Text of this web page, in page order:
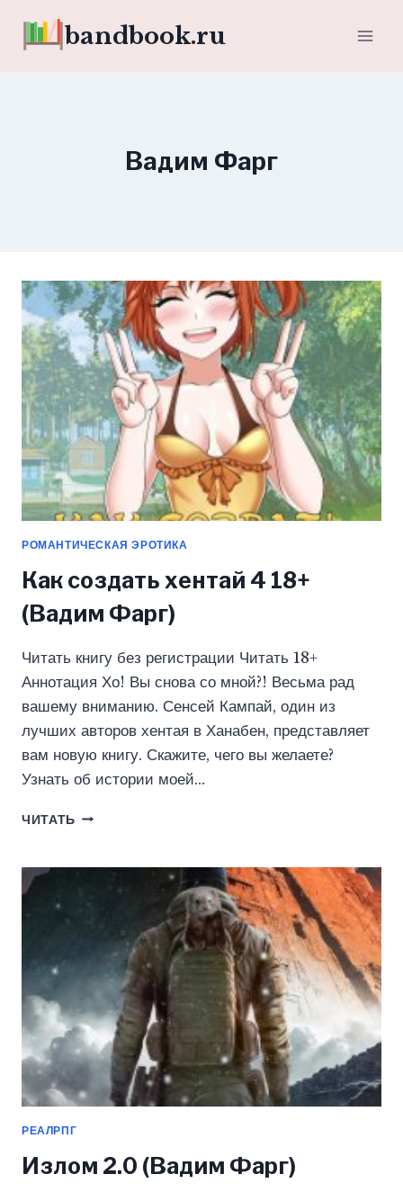
bandbook.ru
Вадим Фарг
РОМАНТИЧЕСКАЯ ЭРОТИКА
Как создать хентай 4 18+
(Вадим Фарг)
Читать книгу без регистрации Читать 18+
Аннотация Хо! Вы снова со мной?! Весьма рад
вашему вниманию. Сенсей Кампай, один из
лучших авторов хентая в Ханабен, представляет
вам новую книгу. Скажите, чего вы желаете?
Узнать об истории моей…
ЧИТАТЬ КАК
РЕАЛРПГ
Излом 2.0 (Вадим Фарг)